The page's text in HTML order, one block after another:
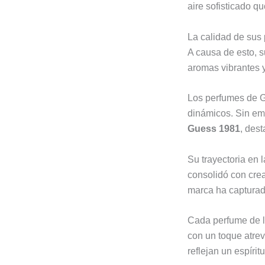
aire sofisticado
La calidad de
A causa de esto,
aromas vibrantes
Los perfumes de
dinámicos. Sin
Guess 1981,
Su trayectoria en
consolidó con
marca ha
Cada perfume de
con un toque
reflejan un